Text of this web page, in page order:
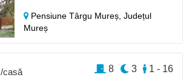
Pensiune Târgu Mureș,Județul
Mureș
/casă 1 - 16
3
8